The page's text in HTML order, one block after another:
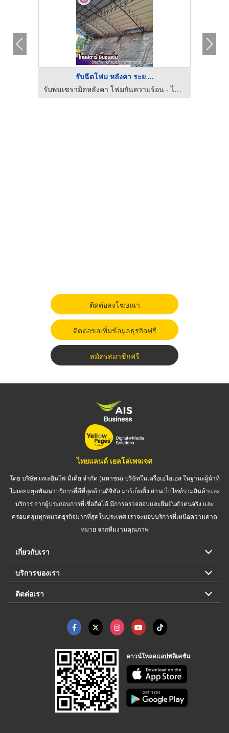
รับฉีดโฟม หลังคา ระย ...
รับพ่นเซรามิคหลังคา โฟมกันความร้อน - ไทยสตาร์ อินซูเลชั่น
ติดต่อลงโฆษณา
ติดต่อขอเพิ่มข้อมูลธุรกิจฟรี
สมัครสมาชิกฟรี
ไทยแลนด์ เยลโล่เพจเจส
โดย บริษัท เทเลอินโฟ มีเดีย จำกัด (มหาชน) บริษัทในเครือเอไอเอส ในฐานะผู้นำที่
ไม่เคยหยุดพัฒนาบริการที่ดีที่สุดด้านดิจิทัล มาร์เก็ตติ้ง ผ่านเว็บไซต์รวมสินค้าและ
บริการ จากผู้ประกอบการที่เชื่อถือได้ มีการตรวจสอบและยืนยันตัวตนจริง และ
ครอบคลุมทุกหมวดธุรกิจมากที่สุดในประเทศ เราจะมอบบริการที่เหนือความคาด
หมาย จากทีมงานคุณภาพ
เกี่ยวกับเรา
บริการของเรา
ติดต่อเรา
ดาวน์โหลดแอปพลิเคชัน